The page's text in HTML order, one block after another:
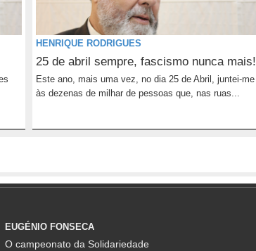
HENRIQUE RODRIGUES
25 de abril sempre, fascismo nunca mais!
Este ano, mais uma vez, no dia 25 de Abril, juntei-me
às dezenas de milhar de pessoas que, nas ruas...
EUGÉNIO FONSECA
O campeonato da Solidariedade